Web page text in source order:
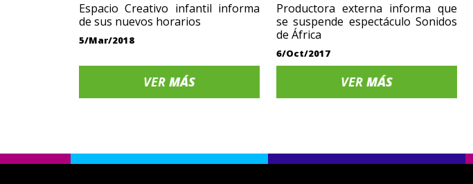
Espacio Creativo infantil informa
de sus nuevos horarios
5/Mar/2018
VER MÁS
Productora externa informa que
se suspende espectáculo Sonidos
de África
6/Oct/2017
VER MÁS